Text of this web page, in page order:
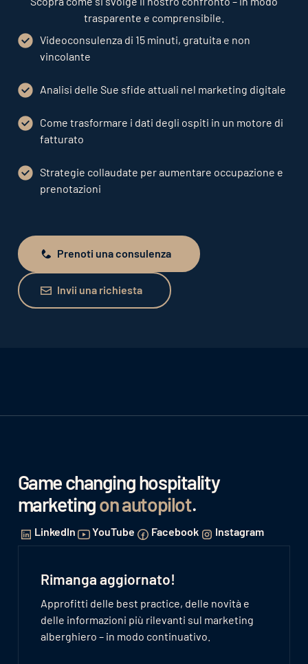
trasparente e comprensibile.
Videoconsulenza di 15 minuti, gratuita e non
vincolante
Analisi delle Sue sfide attuali nel marketing digitale
Come trasformare i dati degli ospiti in un motore di
fatturato
Strategie collaudate per aumentare occupazione e
prenotazioni
Prenoti una consulenza
Prenoti una consulenza
Invii una richiesta
Invii una richiesta
Game changing hospitality
marketingon autopilot.
LinkedIn YouTube Facebook Instagram
Rimanga aggiornato!
Approfitti delle best practice, delle novità e
delle informazioni più rilevanti sul marketing
alberghiero – in modo continuativo.